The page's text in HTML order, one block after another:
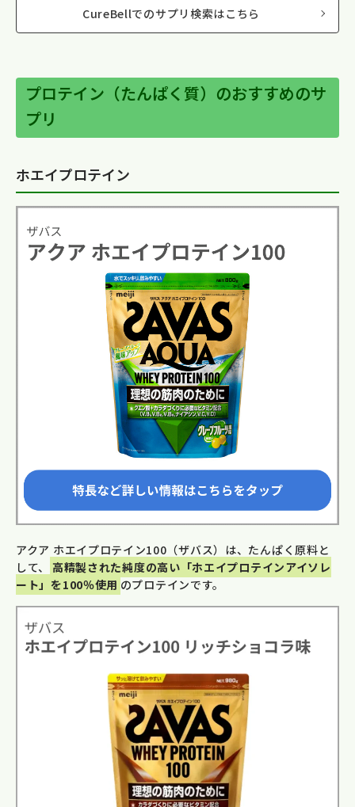
CureBellでのサプリ検索はこちら
プロテイン（たんぱく質）のおすすめのサ
プリ
ホエイプロテイン
アクア ホエイプロテイン100（ザバス）は、たんぱく原料と
して、
高精製された純度の高い「ホエイプロテインアイソレ
ート」を100％使用 のプロテインです。